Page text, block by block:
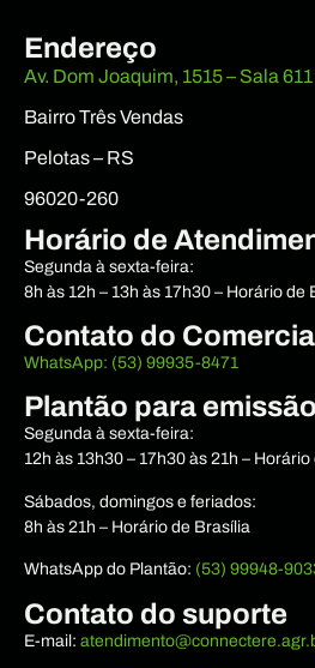
Endereço
Av. Dom Joaquim, 1515 – Sala 611
Bairro Três Vendas
Pelotas – RS
96020-260
Horário de
Segunda à sexta-feira:
8h às 12h – 13h às 17h30 – Horário de
Contato do
WhatsApp: (53) 99935-8471
Plantão para
Segunda à sexta-feira:
12h às 13h30 – 17h30 às 21h –
Sábados, domingos e feriados:
8h às 21h – Horário de Brasília
WhatsApp do Plantão: (53) 99948-
Contato do suporte
E-mail: